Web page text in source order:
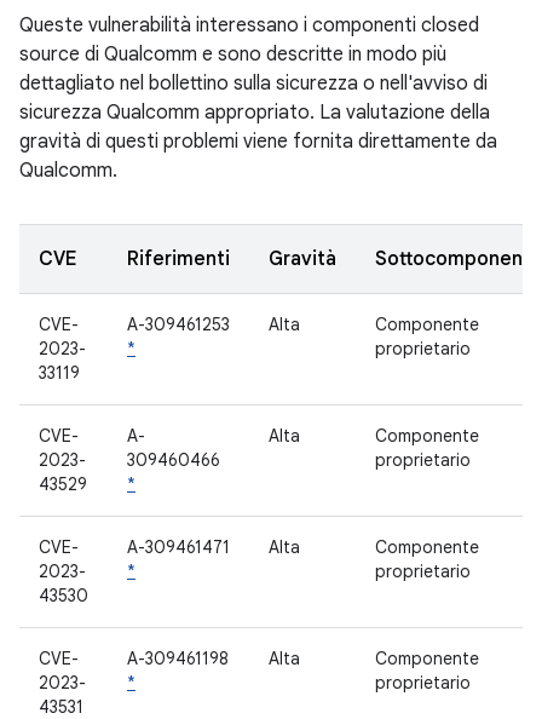
Queste vulnerabilità interessano i componenti closed
source di Qualcomm e sono descritte in modo più
dettagliato nel bollettino sulla sicurezza o nell'avviso di
sicurezza Qualcomm appropriato. La valutazione della
gravità di questi problemi viene fornita direttamente da
Qualcomm.
CVE Riferimenti Gravità Sottocomponente
CVE-
2023-
33119
A-309461253
*
Alta
Componente
proprietario
CVE-
2023-
43529
A-
309460466
*
Alta
Componente
proprietario
CVE-
2023-
43530
A-309461471
*
Alta
Componente
proprietario
CVE-
2023-
43531
A-309461198
*
Alta
Componente
proprietario